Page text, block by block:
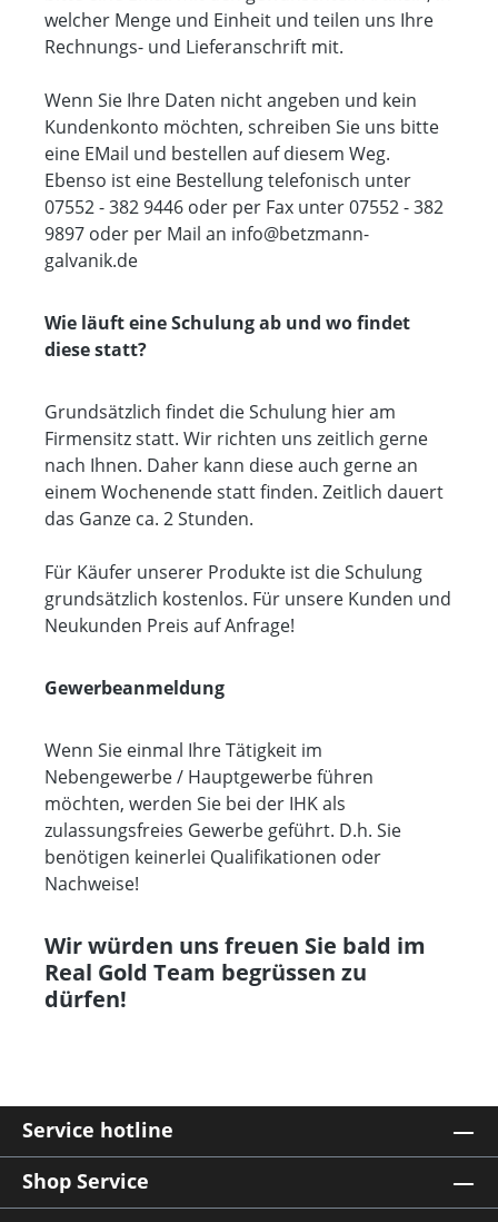
welcher Menge und Einheit und teilen uns Ihre
Rechnungs- und Lieferanschrift mit.
Wenn Sie Ihre Daten nicht angeben und kein
Kundenkonto möchten, schreiben Sie uns bitte
eine EMail und bestellen auf diesem Weg.
Ebenso ist eine Bestellung telefonisch unter
07552 - 382 9446 oder per Fax unter 07552 - 382
9897 oder per Mail an info@betzmann-
galvanik.de
Wie läuft eine Schulung ab und wo findet
diese statt?
Grundsätzlich findet die Schulung hier am
Firmensitz statt. Wir richten uns zeitlich gerne
nach Ihnen. Daher kann diese auch gerne an
einem Wochenende statt finden. Zeitlich dauert
das Ganze ca. 2 Stunden.
Für Käufer unserer Produkte ist die Schulung
grundsätzlich kostenlos. Für unsere Kunden und
Neukunden Preis auf Anfrage!
Gewerbeanmeldung
Wenn Sie einmal Ihre Tätigkeit im
Nebengewerbe / Hauptgewerbe führen
möchten, werden Sie bei der IHK als
zulassungsfreies Gewerbe geführt. D.h. Sie
benötigen keinerlei Qualifikationen oder
Nachweise!
Wir würden uns freuen Sie bald im
Real Gold Team begrüssen zu
dürfen!
Service hotline
Shop Service